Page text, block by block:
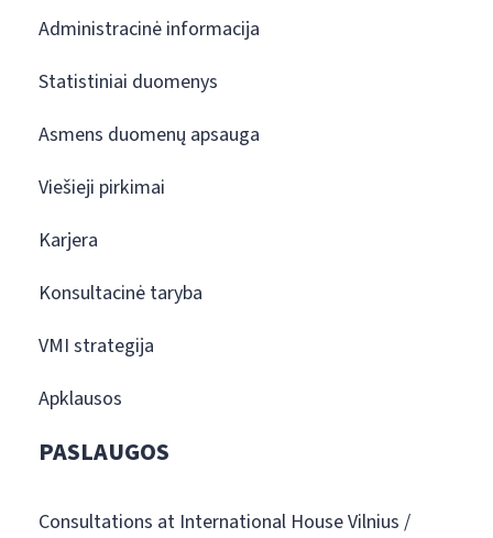
Administracinė informacija
Statistiniai duomenys
Asmens duomenų apsauga
Viešieji pirkimai
Karjera
Konsultacinė taryba
VMI strategija
Apklausos
PASLAUGOS
Consultations at International House Vilnius /